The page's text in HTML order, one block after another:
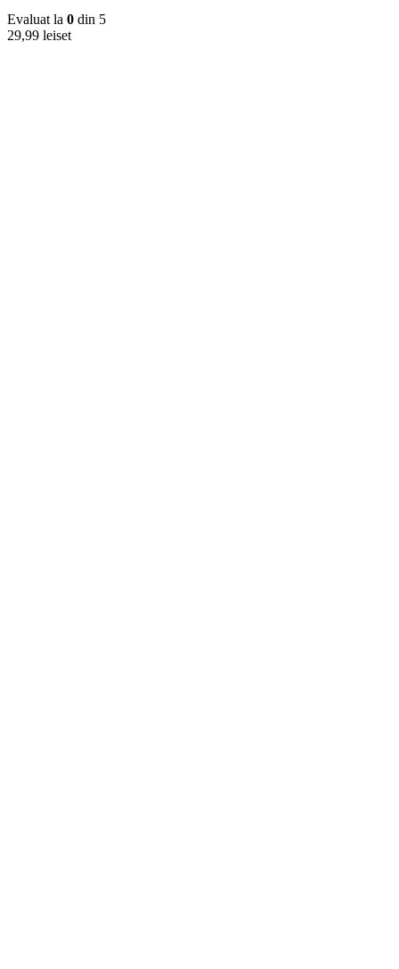
Evaluat la 0 din 5
29,99 leiset